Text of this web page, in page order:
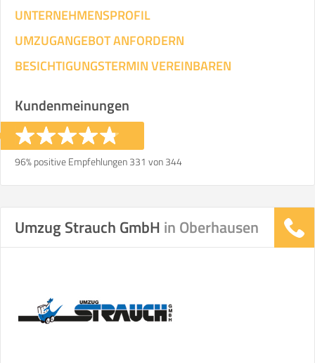
UNTERNEHMENSPROFIL
UMZUGANGEBOT ANFORDERN
BESICHTIGUNGSTERMIN VEREINBAREN
Kundenmeinungen
96% positive Empfehlungen 331 von 344
Umzug Strauch GmbH in Oberhausen